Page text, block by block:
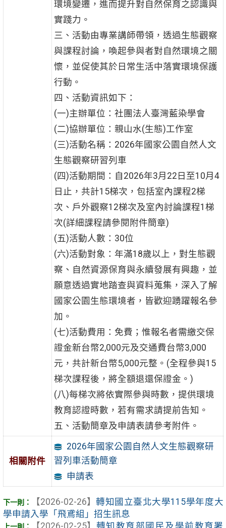
環境變遷，進而提升對自然保育之認識與
實踐力。
三、活動由專業講師帶領，透過生態觀察
與課程討論，喚起參與者對自然環境之關
懷，並促使其於日常生活中落實環境保護
行動。
四、活動資訊如下：
(一)主辦單位：社團法人臺灣藍染學會
(二)協辦單位：親山水(生態)工作室
(三)活動名稱：2026年國家公園自然人文
生態觀察研習列車
(四)活動期間：自2026年3月22日至10月4
日止，共計15梯次，包括室內課程2梯
次、戶外觀察12梯次及室內討論課程1梯
次(詳細課程請參閱附件簡章)
(五)活動人數：30位
(六)活動對象：年滿18歲以上，對生態觀
察、自然資源保育與永續發展有興趣，並
願意透過實地踏查與資料蒐集，深入了解
國家公園生態環境者，皆歡迎踴躍報名參
加。
(七)活動費用：免費；惟報名者需繳交保
證金新台幣2,000元及交通費台幣3,000
元，共計新台幣5,000元整。(全程參與15
梯次課程後，將全額退還保證金。)
(八)每梯次將依實際參與時數，提供環境
教育認證時數，若有需求請提前告知。
五、活動簡章及申請表請參考附件。
相關附件
2026年國家公園自然人文生態觀察研
習列車活動簡章
申請表
【2026-02-26】 轉知國立臺北大學115學年度大
學申請入學「飛鳶組」招生訊息
【2026-02-25】
轉知教育部國民及學前教育署